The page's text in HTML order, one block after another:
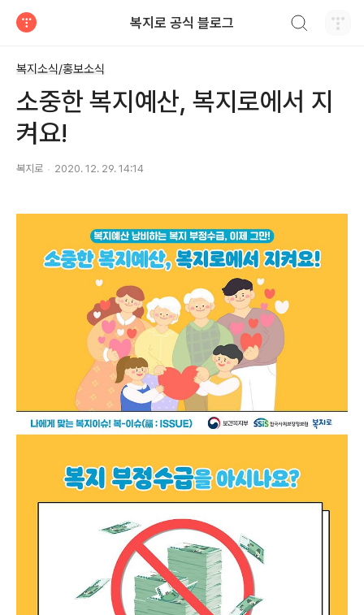
복지로 공식 블로그
복지소식/홍보소식
소중한 복지예산, 복지로에서 지
켜요!
복지로 2020. 12. 29. 14:14